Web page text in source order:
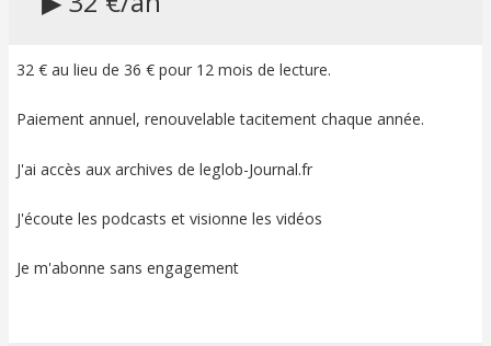
32 € au lieu de 36 € pour 12 mois de lecture.
Paiement annuel, renouvelable tacitement chaque année.
J'ai accès aux archives de leglob-Journal.fr
J'écoute les podcasts et visionne les vidéos
Je m'abonne sans engagement